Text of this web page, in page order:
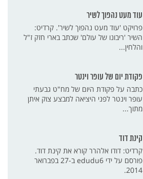
עוד מעט נהפוך לשיר
פרויקט 'עוד מעט נהפוך לשיר'. קרדיט:
השיר 'ריבונו של עולם' שכתב בארי חזק ז"ל
והלחין...
פקודת יום של עופר וינטר
כתבה על פקודת היום של מח"ט גבעתי
עופר וינטר לפני היציאה למבצע צוק איתן
מתוך...
קינת דוד
קרדיט: דודו אלהרר קורא את קינת דוד.
פורסם על ידי edudu6 ב-27 בפברואר
2014.